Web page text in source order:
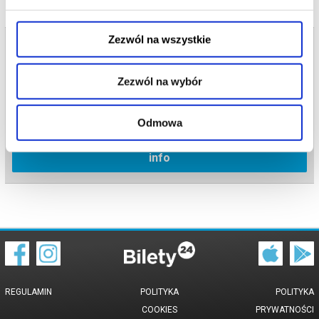
Zezwól na wszystkie
Zezwól na wybór
Odmowa
Bilety na termin:
20.10.2022 , g. 19:00 (czwartek)
20.10.2022 , g. 19:00
Lublin
info
REGULAMIN
POLITYKA
PRYWATNOŚCI
POLITYKA
COOKIES